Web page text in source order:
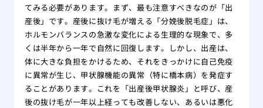
てみる必要があります。まず、最も注意すべきなのが「出
産後」です。産後に抜け毛が増える「分娩後脱毛症」は、
ホルモンバランスの急激な変化による生理的な現象で、多
くは半年から一年で自然に回復します。しかし、出産は、
体に大きな負担をかけるため、それをきっかけに自己免疫
に異常が生じ、甲状腺機能の異常（特に橋本病）を発症す
ることがあります。これを「出産後甲状腺炎」と呼び、産
後の抜け毛が一年以上経っても改善しない、あるいは悪化